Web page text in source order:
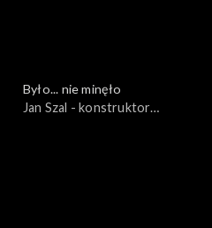
Było... nie minęło
Jan Szal - konstruktor